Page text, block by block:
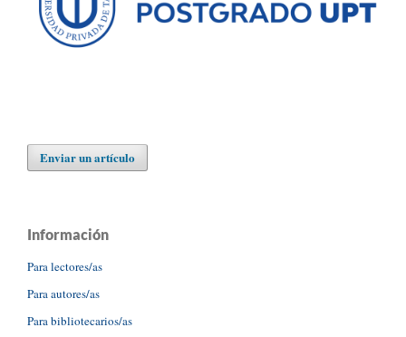
Enviar un artículo
Información
Para lectores/as
Para autores/as
Para bibliotecarios/as